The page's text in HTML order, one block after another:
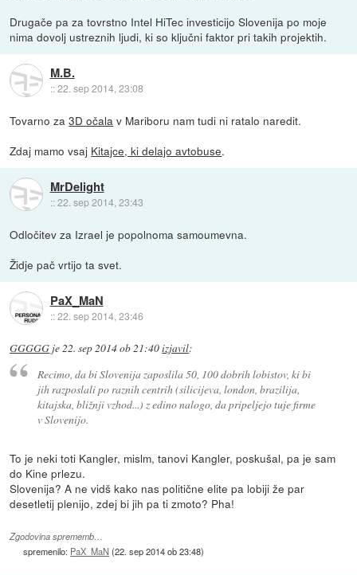
Drugače pa za tovrstno Intel HiTec investicijo Slovenija po moje
nima dovolj ustreznih ljudi, ki so ključni faktor pri takih projektih.
M.B.
::22. sep 2014, 23:08
Tovarno za3D očala v Mariboru nam tudi ni ratalo naredit.
Zdaj mamo vsaj Kitajce, ki delajo avtobuse.
MrDelight
::22. sep 2014, 23:43
Odločitev za Izrael je popolnoma samoumevna.
Židje pač vrtijo ta svet.
PaX_MaN
::22. sep 2014, 23:46
GGGGG je22. sep 2014 ob 21:40izjavil:
Recimo, da bi Slovenija zaposlila 50, 100 dobrih lobistov, ki bi
jih razposlali po raznih centrih (silicijeva, london, brazilija,
kitajska, bližnji vzhod...) z edino nalogo, da pripeljejo tuje firme
v Slovenijo.
To je neki toti Kangler, mislm, tanovi Kangler, poskušal, pa je sam
do Kine prlezu.
Slovenija? A ne vidš kako nas politične elite pa lobiji že par
desetletij plenijo, zdej bi jih pa ti zmoto? Pha!
Zgodovina sprememb…
spremenilo: PaX_MaN(22. sep 2014 ob 23:48)